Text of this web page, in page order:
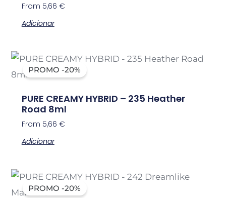
From 5,66 €
Adicionar
PROMO -20%
PURE CREAMY HYBRID – 235 Heather
Road 8ml
From 5,66 €
Adicionar
PROMO -20%